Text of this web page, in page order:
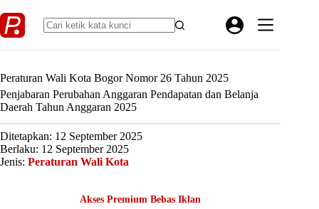
to
content
Peraturan Wali Kota Bogor Nomor 26 Tahun 2025
Penjabaran Perubahan Anggaran Pendapatan dan Belanja
Daerah Tahun Anggaran 2025
Ditetapkan: 12 September 2025
Berlaku: 12 September 2025
Jenis: Peraturan Wali Kota
Akses Premium Bebas Iklan